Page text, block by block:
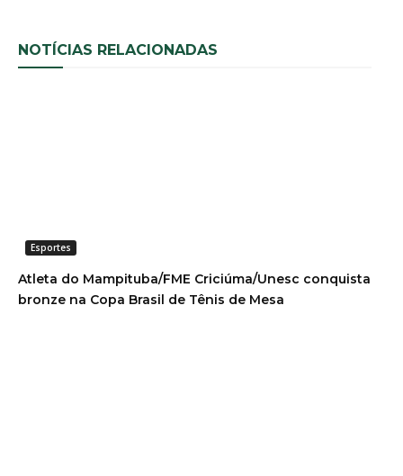
NOTÍCIAS RELACIONADAS
Esportes
Atleta do Mampituba/FME Criciúma/Unesc conquista
bronze na Copa Brasil de Tênis de Mesa